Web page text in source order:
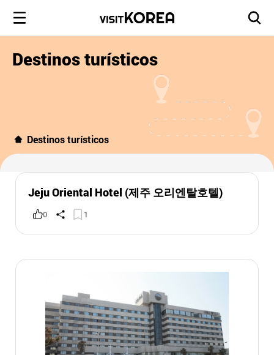
Destinos turísticos
Destinos turísticos
Jeju Oriental Hotel (제주 오리엔탈호텔)
0 1